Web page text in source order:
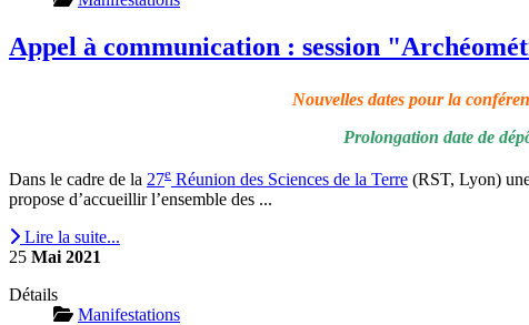
Appel à communication : session
Nouvelles dates pour la
Prolongation date de
Dans le cadre de la 27e Réunion des Sciences de la Terre (RST, Lyon)
propose d’accueillir l’ensemble des ...
Lire la suite...
25 Mai 2021
Détails
Manifestations